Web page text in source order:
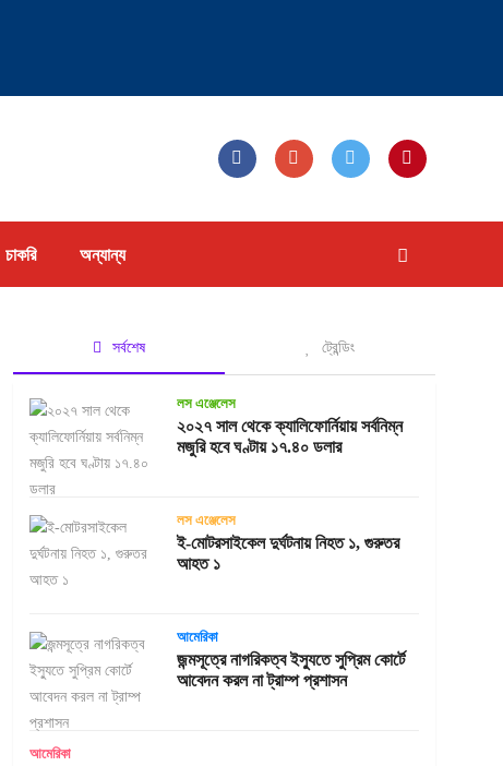
চাকরি অন্যান্য
সর্বশেষ ট্রেন্ডিং
লস এঞ্জেলেস
২০২৭ সাল থেকে ক্যালিফোর্নিয়ায় সর্বনিম্ন
মজুরি হবে ঘণ্টায় ১৭.৪০ ডলার
লস এঞ্জেলেস
ই-মোটরসাইকেল দুর্ঘটনায় নিহত ১, গুরুতর
আহত ১
আমেরিকা
জন্মসূত্রে নাগরিকত্ব ইস্যুতে সুপ্রিম কোর্টে
আবেদন করল না ট্রাম্প প্রশাসন
আমেরিকা